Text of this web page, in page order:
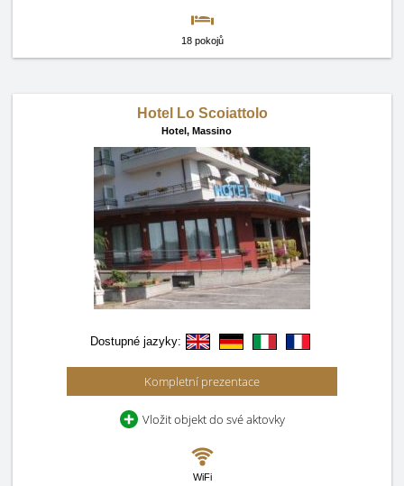
18 pokojů
Hotel Lo Scoiattolo
Hotel, Massino
Dostupné jazyky:
Kompletní prezentace
Vložit objekt do své aktovky
WiFi